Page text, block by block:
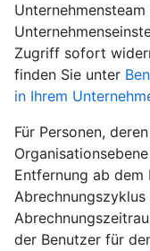
Zugriff sofort
finden Sie unter
in Ihrem
Für Personen,
Entfernung ab dem
Abrechnungszyklus
der Benutzer für